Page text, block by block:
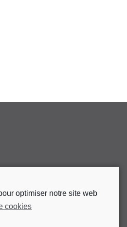
optimiser notre site web
cookies